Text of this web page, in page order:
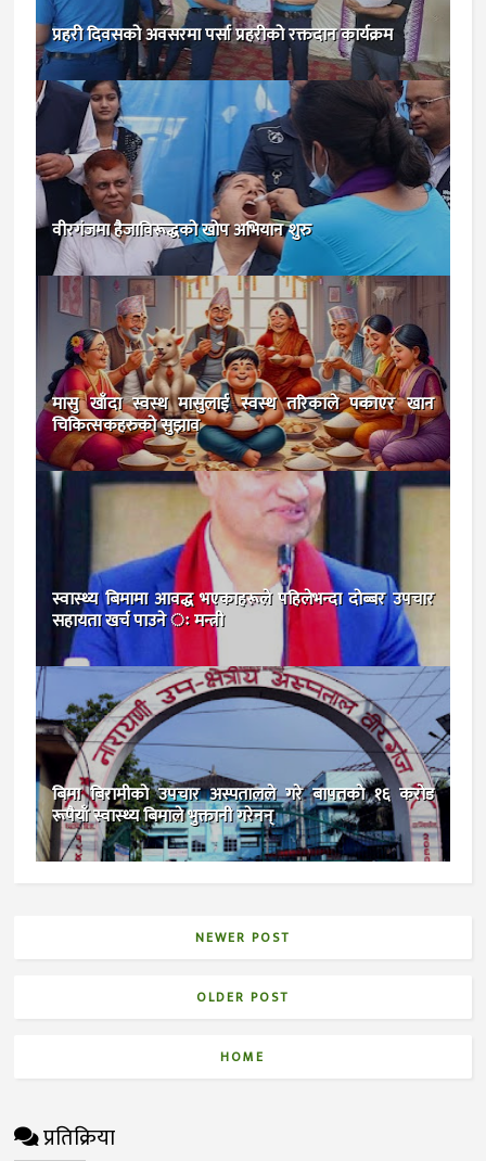
प्रहरी दिवसको अवसरमा पर्सा प्रहरीको रक्तदान कार्यक्रम
वीरगंजमा हैजाविरूद्धको खोप अभियान शुरु
मासु खाँदा स्वस्थ मासुलाई स्वस्थ तरिकाले पकाएर खान
चिकित्सकहरुको सुझाव
स्वास्थ्य बिमामा आवद्ध भएकाहरूले पहिलेभन्दा दोब्बर उपचार
सहायता खर्च पाउने ः मन्त्री
बिमा बिरामीकाे उपचार अस्पतालले गरे बापतकाे १६ कराेड
रूपैयाँ स्वास्थ्य बिमाले भुक्तानी गरेनन्
NEWER POST
OLDER POST
HOME
प्रतिक्रिया